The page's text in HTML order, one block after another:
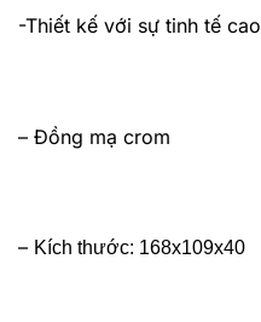
-Thiết kế với sự tinh tế cao
– Đồng mạ crom
– Kích thước: 168x109x40